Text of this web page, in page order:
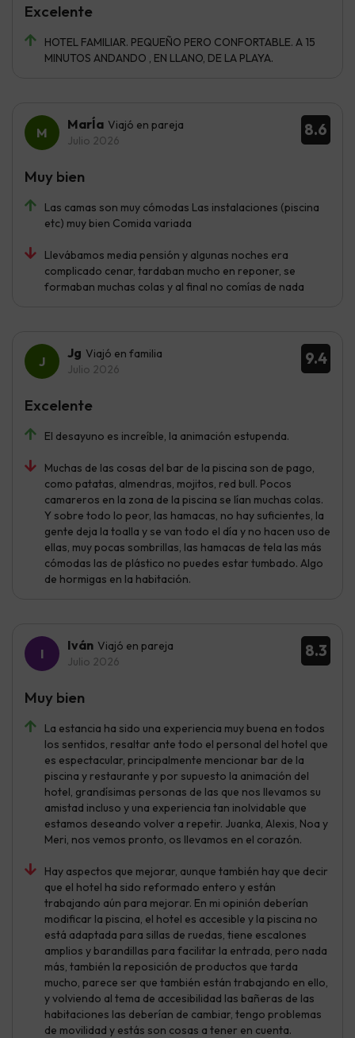
HOTEL FAMILIAR. PEQUEÑO PERO CONFORTABLE. A 15
MINUTOS ANDANDO , EN LLANO, DE LA PLAYA.
Excelente
8.6
MarÍa Viajó en pareja
Julio 2026
Las camas son muy cómodas Las instalaciones (piscina
etc) muy bien Comida variada
Llevábamos media pensión y algunas noches era
complicado cenar, tardaban mucho en reponer, se
formaban muchas colas y al final no comías de nada
Muy bien
9.4
Jg Viajó en familia
Julio 2026
El desayuno es increíble, la animación estupenda.
Muchas de las cosas del bar de la piscina son de pago,
como patatas, almendras, mojitos, red bull. Pocos
camareros en la zona de la piscina se lían muchas colas.
Y sobre todo lo peor, las hamacas, no hay suficientes, la
gente deja la toalla y se van todo el día y no hacen uso de
ellas, muy pocas sombrillas, las hamacas de tela las más
cómodas las de plástico no puedes estar tumbado. Algo
de hormigas en la habitación.
Excelente
8.3
Iván Viajó en pareja
Julio 2026
La estancia ha sido una experiencia muy buena en todos
los sentidos, resaltar ante todo el personal del hotel que
es espectacular, principalmente mencionar bar de la
piscina y restaurante y por supuesto la animación del
hotel, grandísimas personas de las que nos llevamos su
amistad incluso y una experiencia tan inolvidable que
estamos deseando volver a repetir. Juanka, Alexis, Noa y
Meri, nos vemos pronto, os llevamos en el corazón.
Hay aspectos que mejorar, aunque también hay que decir
que el hotel ha sido reformado entero y están
trabajando aún para mejorar. En mi opinión deberían
modificar la piscina, el hotel es accesible y la piscina no
está adaptada para sillas de ruedas, tiene escalones
amplios y barandillas para facilitar la entrada, pero nada
más, también la reposición de productos que tarda
mucho, parece ser que también están trabajando en ello,
y volviendo al tema de accesibilidad las bañeras de las
habitaciones las deberían de cambiar, tengo problemas
de movilidad y estás son cosas a tener en cuenta.
Muy bien